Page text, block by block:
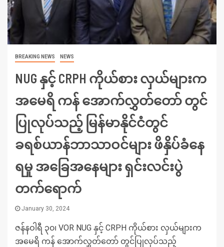
BREAKING NEWS NEWS
NUG နှင့် CRPH ကိုယ်စား လှယ်များက
အမေရိ ကန် အောက်လွှတ်တော် တွင်
ပြုလုပ်သည့် မြန်မာနိုင်ငံတွင်
ခရစ်ယာန်ဘာသာဝင်များ ဖိနှိပ်ခံနေ
ရမှု အခြေအနေများ ရှင်းလင်းပွဲ
တက်ရောက်
January 30, 2024
ဇန်နဝါရီ ၃၀၊ VOR NUG နှင့် CRPH ကိုယ်စား လှယ်များက
အမေရိ ကန် အောက်လွှတ်တော် တွင်ပြုလုပ်သည့်